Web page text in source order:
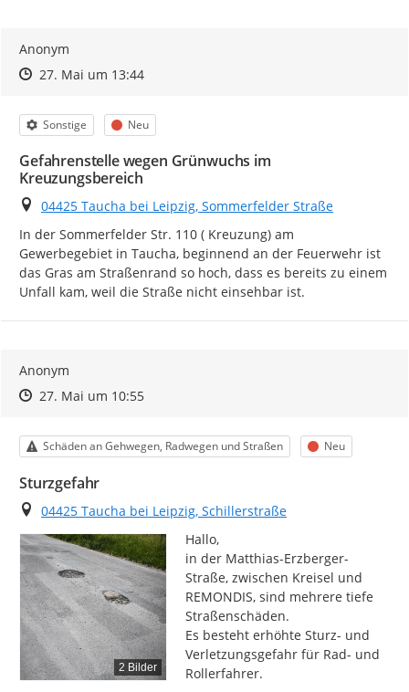
Anonym
Zeitpunkt des Erstellens
Zeitpunkt des Erstellens
27. Mai um 13:44Zur Äußerung
Kategorie
Sonstige Status
Neu
Gefahrenstelle wegen Grünwuchs im
Kreuzungsbereich
Ort
04425 Taucha bei Leipzig, Sommerfelder Straße
In der Sommerfelder Str. 110 ( Kreuzung) am
Gewerbegebiet in Taucha, beginnend an der Feuerwehr ist
das Gras am Straßenrand so hoch, dass es bereits zu einem
Unfall kam, weil die Straße nicht einsehbar ist.
Anonym
Zeitpunkt des Erstellens
Zeitpunkt des Erstellens
27. Mai um 10:55Zur Äußerung
Kategorie
Schäden an Gehwegen, Radwegen und Straßen Status
Neu
Sturzgefahr
Ort
04425 Taucha bei Leipzig, Schillerstraße
2 Bilder
Hallo,
in der Matthias-Erzberger-
Straße, zwischen Kreisel und
REMONDIS, sind mehrere tiefe
Straßenschäden.
Es besteht erhöhte Sturz- und
Verletzungsgefahr für Rad- und
Rollerfahrer.